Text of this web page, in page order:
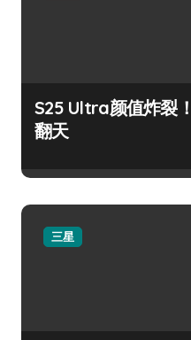
S25 Ultra颜值炸裂
翻天
三星